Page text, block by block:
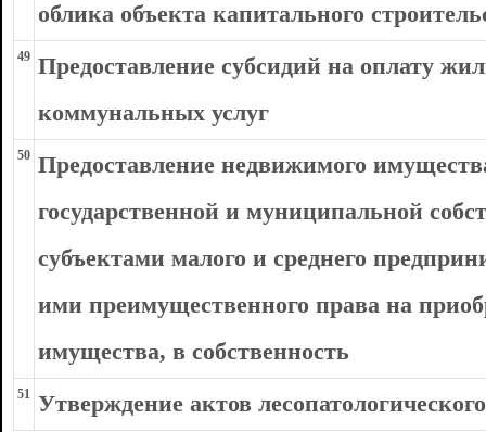
облика объекта капитального
49 Предоставление субсидий на оплату
коммунальных услуг
50 Предоставление недвижимого
государственной и муниципальной
субъектами малого и среднего
ими преимущественного права на
имущества, в собственность
51 Утверждение актов